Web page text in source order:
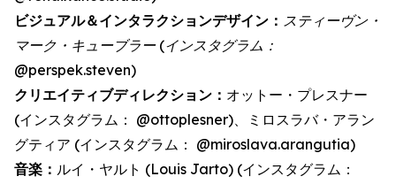
ビジュアル＆インタラクションデザイン： スティーヴン・
マーク・キューブラー (インスタグラム：
@perspek.steven)
クリエイティブディレクション： オットー・プレスナー
(インスタグラム： @ottoplesner)、ミロスラバ・アラン
グティア (インスタグラム： @miroslava.arangutia)
音楽： ルイ・ヤルト (Louis Jarto) (インスタグラム：